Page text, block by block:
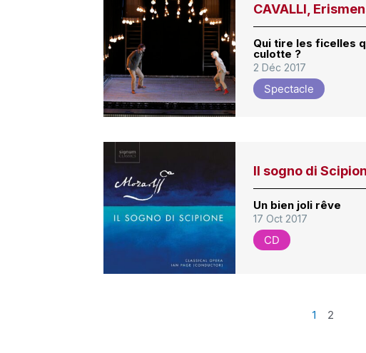
CAVALLI,
Qui tire les ficelles
culotte ?
2 Déc 2017
Spectacle
Il sogno di
Un bien joli rêve
17 Oct 2017
CD
1 2